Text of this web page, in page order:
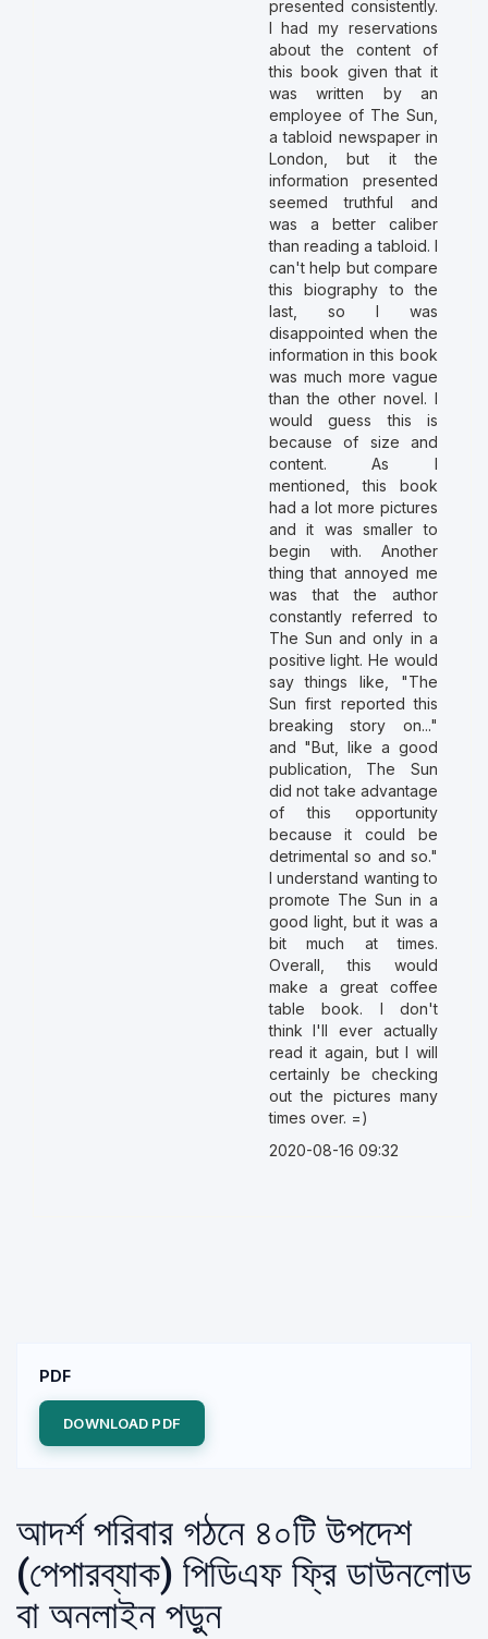
presented consistently.
I had my reservations
about the content of
this book given that it
was written by an
employee of The Sun,
a tabloid newspaper in
London, but it the
information presented
seemed truthful and
was a better caliber
than reading a tabloid. I
can't help but compare
this biography to the
last, so I was
disappointed when the
information in this book
was much more vague
than the other novel. I
would guess this is
because of size and
content. As I
mentioned, this book
had a lot more pictures
and it was smaller to
begin with. Another
thing that annoyed me
was that the author
constantly referred to
The Sun and only in a
positive light. He would
say things like, "The
Sun first reported this
breaking story on..."
and "But, like a good
publication, The Sun
did not take advantage
of this opportunity
because it could be
detrimental so and so."
I understand wanting to
promote The Sun in a
good light, but it was a
bit much at times.
Overall, this would
make a great coffee
table book. I don't
think I'll ever actually
read it again, but I will
certainly be checking
out the pictures many
times over. =)
2020-08-16 09:32
PDF
DOWNLOAD PDF
আদর্শ পরিবার গঠনে ৪০টি উপদেশ
(পেপারব্যাক) পিডিএফ ফ্রি ডাউনলোড
বা অনলাইন পড়ুন